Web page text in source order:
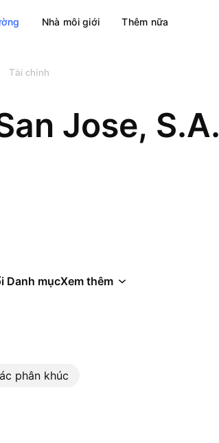
Nhà môi giới Thêm nữa
Tài chính
Jose, S.A.
Danh mụcXem thêm
phân khúc